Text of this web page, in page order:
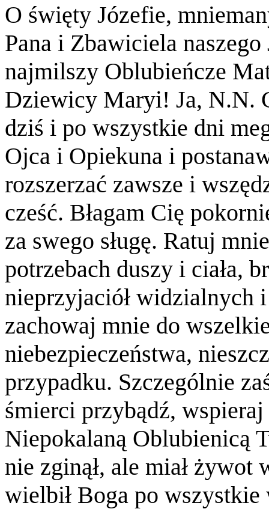
O święty Józefie,
Pana i Zbawiciela naszego
najmilszy Oblubieńcze
Dziewicy Maryi! Ja, N.N.
dziś i po wszystkie dni
Ojca i Opiekuna i
rozszerzać zawsze i
cześć. Błagam Cię
za swego sługę. Ratuj
potrzebach duszy i ciała,
nieprzyjaciół widzialnych
zachowaj mnie do
niebezpieczeństwa,
przypadku. Szczególnie
śmierci przybądź,
Niepokalaną Oblubienicą
nie zginął, ale miał żywot
wielbił Boga po